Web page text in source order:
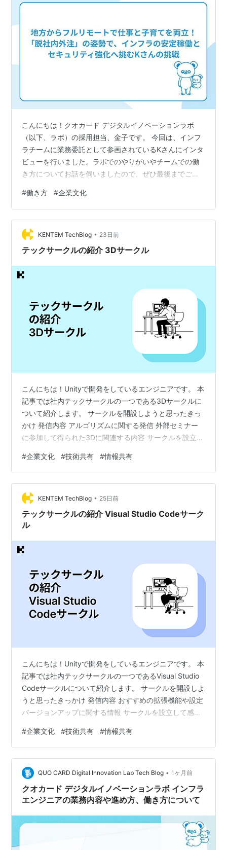
こんにちは！クオカード デジタルイノベーションラボ
（以下、ラボ）の採用担当、金子です。 今回は、インフ
ラチームに業務委託として参画されているKさんにインタ
ビューを行いました。ラボでのやりがいやチームでの働
き方についてお話を伺いましたので、ぜひ最後までご覧
参画してみて 担当業務 1日の流れ 大変だったことと、や
りがい 成長した点と叶えられた働き方 今後挑戦したいこ
と 選考を考えている方へのメッセージ 最後に 自己紹介
ー まずは自己紹介をお願いします。 はい。2019年7月か
らインフラチームに参画しているKです。 これまでの経
#働き方 #企業文化
KENTEM TechBlog • 23日前
テックサークルの紹介 3Dサークル
こんにちは！Unityで開発をしているエンジニアです。 本
記事では社内テックサークルの一つである3Dサークルに
ついて紹介します。 サークルを開設しようと思ったきっ
かけ 発信内容 アルゴリズムに関する発信 外部セミナー
に参加して得られた3Dに関連する内容 サークルを設立し
っかけ 社内で測量のような3Dに関連するアウトプットが
しやすい場を設けたかったためです。 弊社ではクラウ
ド、モバイル、デスクトップの各分野で工事の設計や施
工時の3次元データを扱う製品を数多く開発しています。
しかし、これらの製品開発や調査で得られた有益な知見
がチーム内での共有…
#企業文化 #技術共有 #情報共有
KENTEM TechBlog • 25日前
テックサークルの紹介 Visual Studio Codeサーク
ル
こんにちは！Unityで開発をしているエンジニアです。 本
記事では社内テックサークルの一つであるVisual Studio
Codeサークルについて紹介します。 サークルを開設しよ
うと思ったきっかけ 発信内容 おすすめの拡張機能や設定
バージョンアップに関する情報 サークルを設立して感じ
プロジェクト内や開発部内の勉強会でVisual Studio Code
の設定について発表した結果、好評をいただいたことが
きっかけで立ち上げました。 自分の持つ知識が他の方の
役に立てたのが純粋に嬉しかったです。 この経験から、
VSCodeのTipsをもっと気…
#企業文化 #技術共有 #情報共有
QUO CARD Digital Innovation Lab Tech Blog • 1ヶ月前
クオカード デジタルイノベーションラボ インフラ
エンジニアの業務内容や進め方、働き方について